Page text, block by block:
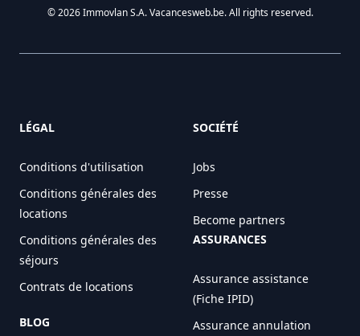
© 2026 Immovlan S.A. Vacancesweb.be. All rights reserved.
LÉGAL
Conditions d'utilisation
Conditions générales des
locations
Conditions générales des
séjours
Contrats de locations
BLOG
SOCIÉTÉ
Jobs
Presse
Become partners
ASSURANCES
Assurance assistance
(Fiche IPID)
Assurance annulation